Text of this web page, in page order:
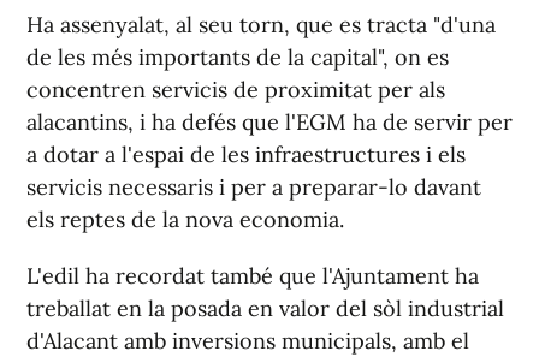
Ha assenyalat, al seu torn, que es tracta "d'una
de les més importants de la capital", on es
concentren servicis de proximitat per als
alacantins, i ha defés que l'EGM ha de servir per
a dotar a l'espai de les infraestructures i els
servicis necessaris i per a preparar-lo davant
els reptes de la nova economia.
L'edil ha recordat també que l'Ajuntament ha
treballat en la posada en valor del sòl industrial
d'Alacant amb inversions municipals, amb el